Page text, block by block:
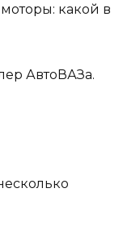
какой в